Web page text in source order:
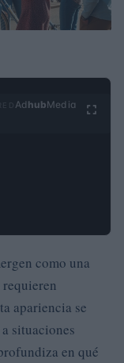
Ad hubMedia
como una
apariencia se
situaciones
en qué